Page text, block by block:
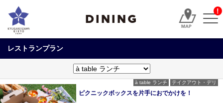
DINING
!
レストランプラン
à table ランチ テイクアウト・デリ
ピクニックボックスを片手におでかけを！